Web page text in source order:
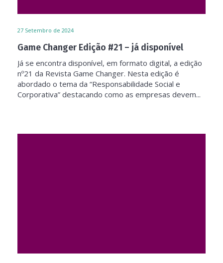
27 Setembro de 2024
Game Changer Edição #21 – já disponível
Já se encontra disponível, em formato digital, a edição
nº21 da Revista Game Changer. Nesta edição é
abordado o tema da “Responsabilidade Social e
Corporativa” destacando como as empresas devem...